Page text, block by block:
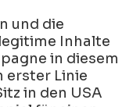
und die
Inhalte
in diesem
erster Linie
in den USA